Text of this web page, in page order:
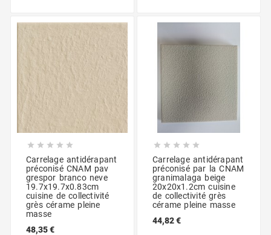
    
Carrelage antidérapant
préconisé CNAM pav
grespor branco neve
19.7x19.7x0.83cm
cuisine de collectivité
grès cérame pleine
masse
48,35 €
    
Carrelage antidérapant
préconisé par la CNAM
granimalaga beige
20x20x1.2cm cuisine
de collectivité grès
cérame pleine masse
44,82 €